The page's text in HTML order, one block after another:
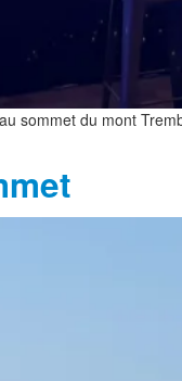
sommet du mont